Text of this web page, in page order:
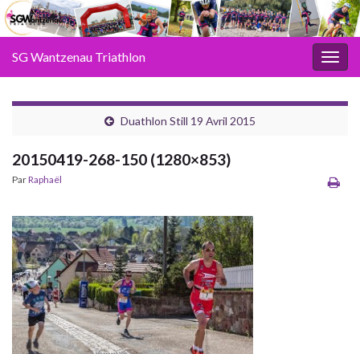
SG Wantzenau Triathlon
Duathlon Still 19 Avril 2015
20150419-268-150 (1280×853)
ParRaphaël